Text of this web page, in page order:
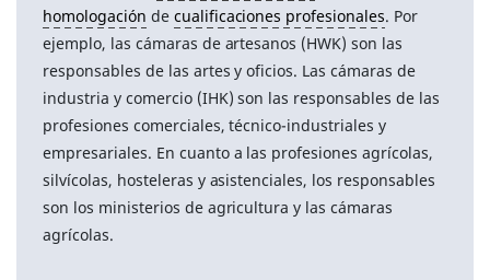
homologación de cualificaciones profesionales. Por
ejemplo, las cámaras de artesanos (HWK) son las
responsables de las artes y oficios. Las cámaras de
industria y comercio (IHK) son las responsables de las
profesiones comerciales, técnico-industriales y
empresariales. En cuanto a las profesiones agrícolas,
silvícolas, hosteleras y asistenciales, los responsables
son los ministerios de agricultura y las cámaras
agrícolas.